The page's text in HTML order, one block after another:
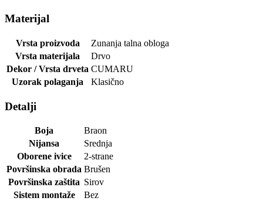
Materijal
Vrsta proizvoda
Zunanja talna obloga
Vrsta materijala
Drvo
Dekor / Vrsta drveta CUMARU
Uzorak polaganja
Klasično
Detalji
Boja
Braon
Nijansa
Srednja
Oborene ivice
2-strane
Površinska obrada Brušen
Površinska zaštita Sirov
Sistem montaže
Bez